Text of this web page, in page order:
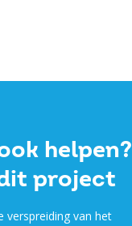
helpen?
project
verspreiding van het